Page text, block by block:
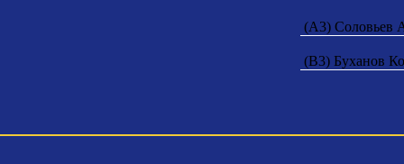
(A3) Соловьев
(B3) Буханов